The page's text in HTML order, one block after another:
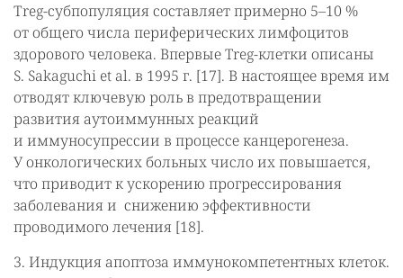
Тreg-субпопуляция составляет примерно 5–10 %
от общего числа периферических лимфоцитов
здорового человека. Впервые Treg-клетки описаны
S. Sakaguchi et al. в 1995 г. [17]. В настоящее время им
отводят ключевую роль в предотвращении
развития аутоиммунных реакций
и иммуносупрессии в процессе канцерогенеза.
У онкологических больных число их повышается,
что приводит к ускорению прогрессирования
заболевания и снижению эффективности
проводимого лечения [18].
3. Индукция апоптоза иммунокомпетентных клеток.